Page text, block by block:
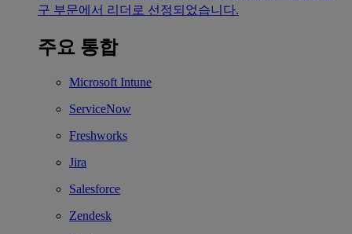
구 부문에서 리더로 선정되었습니다.
주요 통합
Microsoft Intune
ServiceNow
Freshworks
Jira
Salesforce
Zendesk